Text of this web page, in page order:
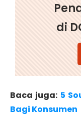
di
Baca juga: 5
Bagi Konsumen